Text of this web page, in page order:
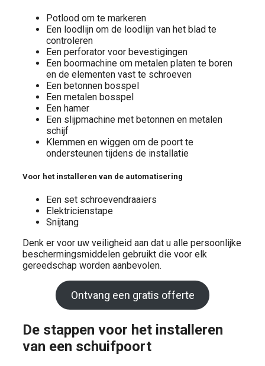
Potlood om te markeren
Een loodlijn om de loodlijn van het blad te
controleren
Een perforator voor bevestigingen
Een boormachine om metalen platen te boren
en de elementen vast te schroeven
Een betonnen bosspel
Een metalen bosspel
Een hamer
Een slijpmachine met betonnen en metalen
schijf
Klemmen en wiggen om de poort te
ondersteunen tijdens de installatie
Voor het installeren van de automatisering
Een set schroevendraaiers
Elektricienstape
Snijtang
Denk er voor uw veiligheid aan dat u alle persoonlijke
beschermingsmiddelen gebruikt die voor elk
gereedschap worden aanbevolen.
Ontvang een gratis offerte
De stappen voor het installeren
van een schuifpoort